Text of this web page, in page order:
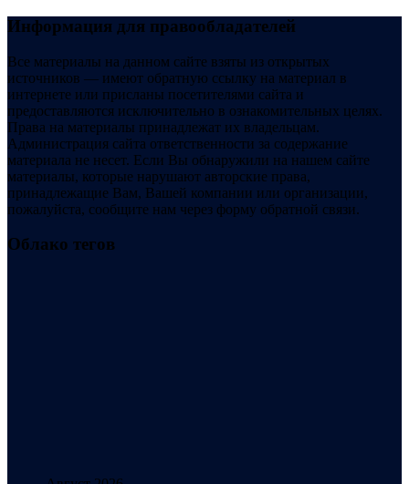
Информация для правообладателей
Все материалы на данном сайте взяты из открытых
источников — имеют обратную ссылку на материал в
интернете или присланы посетителями сайта и
предоставляются исключительно в ознакомительных целях.
Права на материалы принадлежат их владельцам.
Администрация сайта ответственности за содержание
материала не несет. Если Вы обнаружили на нашем сайте
материалы, которые нарушают авторские права,
принадлежащие Вам, Вашей компании или организации,
пожалуйста, сообщите нам через форму обратной связи.
Облако тегов